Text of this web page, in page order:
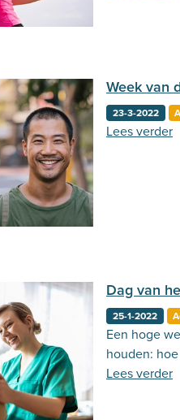
Week van
23-3-2022
Lees verder
Dag van
25-1-2022
Een hoge
houden:
Lees verder